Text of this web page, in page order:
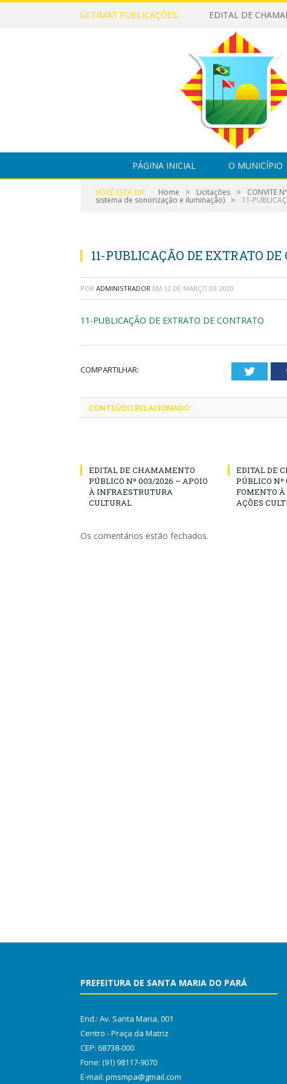
ÚLTIMAS PUBLICAÇÕES:
PÁGINA INICIAL O MUNICÍPIO
VOCÊ ESTÁ EM: Home » Licitações » CONVITE
sistema de sonorização e iluminação) » 11-
11-PUBLICAÇÃO DE EXTRATO DE
POR ADMINISTRADOR EM 12 DE MARÇO DE 2020
11-PUBLICAÇÃO DE EXTRATO DE CONTRATO
COMPARTILHAR:
CONTEÚDO RELACIONADO
EDITAL DE CHAMAMENTO
PÚBLICO Nº 003/2026 – APOIO
À INFRAESTRUTURA
CULTURAL
EDITAL DE
PÚBLICO
FOMENTO À
AÇÕES
Os comentários estão fechados.
PREFEITURA DE SANTA MARIA DO PARÁ
End.: Av. Santa Maria, 001
Centro - Praça da Matriz
CEP: 68738-000
Fone: (91) 98117-9070
E-mail: pmsmpa@gmail.com